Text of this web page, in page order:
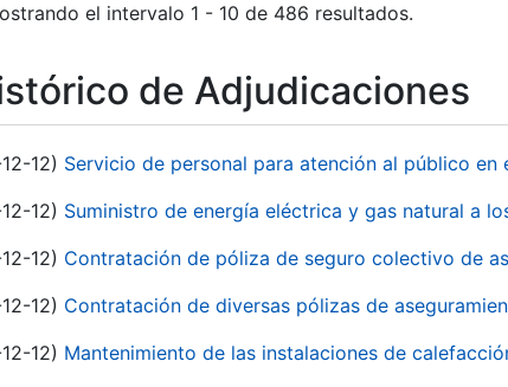
el intervalo 1 - 10 de 486 resultados.
de Adjudicaciones
12) Servicio de personal para atención al público en
12) Suministro de energía eléctrica y gas natural a
12) Contratación de póliza de seguro colectivo de
12) Contratación de diversas pólizas de
12) Mantenimiento de las instalaciones de